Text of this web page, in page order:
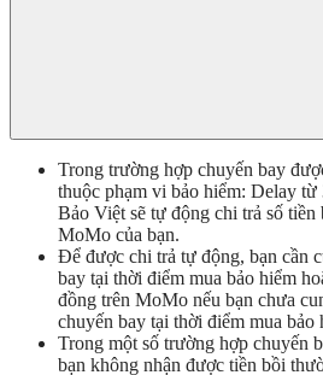
Trong trường hợp chuyến bay
thuộc phạm vi bảo hiểm: Delay
Bảo Việt sẽ tự động chi trả số
MoMo của bạn.
Để được chi trả tự động, bạn cần
bay tại thời điểm mua bảo hiểm
đồng trên MoMo nếu bạn chưa
chuyến bay tại thời điểm mua bảo
Trong một số trường hợp chuyến
bạn không nhận được tiền bồi